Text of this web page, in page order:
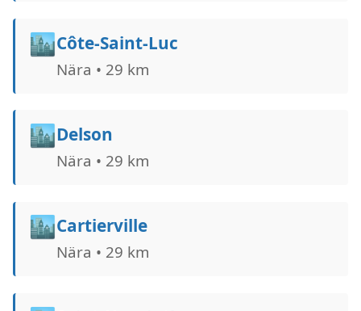
🏙️Côte-Saint-Luc
Nära • 29 km
🏙️Delson
Nära • 29 km
🏙️Cartierville
Nära • 29 km